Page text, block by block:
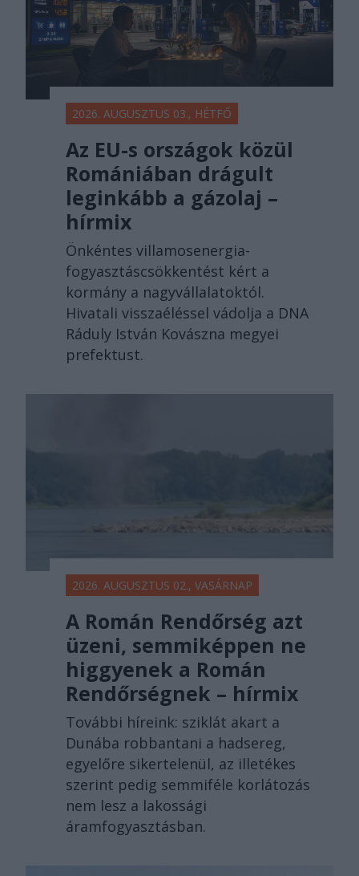
2026. AUGUSZTUS 03., HÉTFŐ
Az EU-s országok közül
Romániában drágult
leginkább a gázolaj –
hírmix
Önkéntes villamosenergia-
fogyasztáscsökkentést kért a
kormány a nagyvállalatoktól.
Hivatali visszaéléssel vádolja a DNA
Ráduly István Kovászna megyei
prefektust.
2026. AUGUSZTUS 02., VASÁRNAP
A Román Rendőrség azt
üzeni, semmiképpen ne
higgyenek a Román
Rendőrségnek – hírmix
További híreink: sziklát akart a
Dunába robbantani a hadsereg,
egyelőre sikertelenül, az illetékes
szerint pedig semmiféle korlátozás
nem lesz a lakossági
áramfogyasztásban.